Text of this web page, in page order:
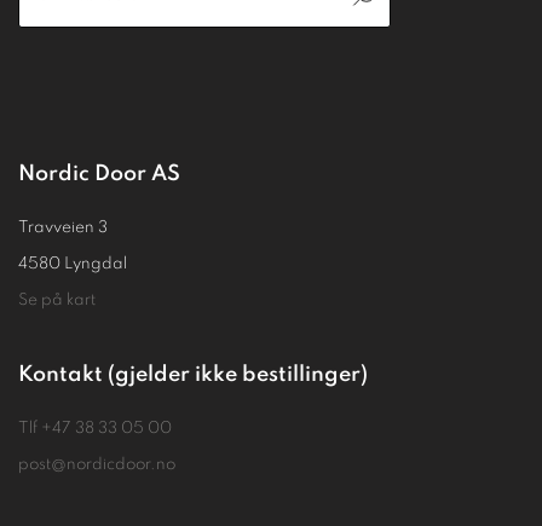
Nordic Door AS
Travveien 3
4580 Lyngdal
Se på kart
Kontakt (gjelder ikke bestillinger)
Tlf +47 38 33 05 00
post@nordicdoor.no